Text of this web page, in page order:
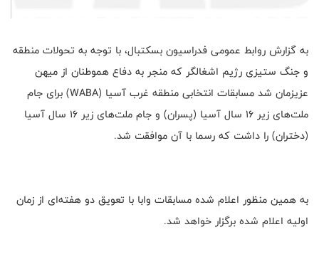
به گزارش روابط عمومی فدراسیون بسکتبال، با توجه به تحولات منطقه
و جنگ ستیزی رژیم اشغالگر که منجر به دفاع هموطنان از میهن
عزیزمان شد مسابقات انتخابی منطقه‌ غرب آسیا (WABA) برای جام
ملت‌های زیر ۱۶ سال آسیا (پسران) و جام ملت‌های زیر ۱۶ سال آسیا
(دختران) را داشت که رسما با آن موافقت شد.
به همین منظور اعلام شده مسابقات وابا با تعویق دو هفته‌ای از زمان
اولیه اعلام شده برگزار خواهد شد.